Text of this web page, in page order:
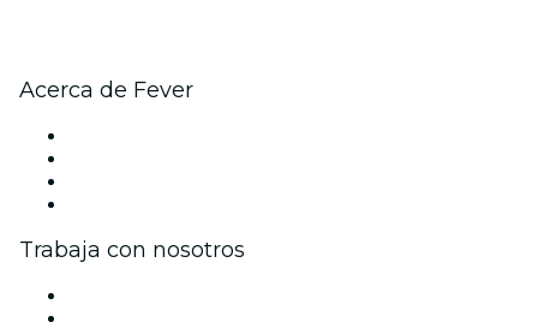
Acerca de Fever
Trabaja con nosotros